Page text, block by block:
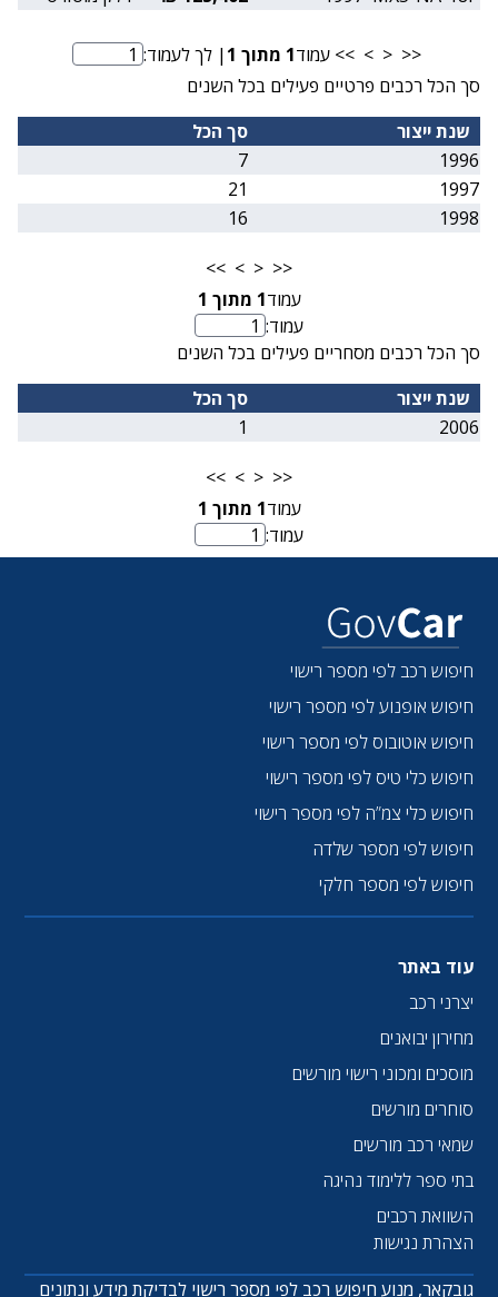
<<
<
>
>> עמוד1 מתוך 1 מספר עמוד
| לך לעמוד:
סך הכל רכבים פרטיים פעילים בכל השנים
שנת ייצור
סך הכל
1996
7
1997
21
1998
16
<<
<
>
>>
עמוד1 מתוך 1
מספר עמוד
עמוד:
סך הכל רכבים מסחריים פעילים בכל השנים
שנת ייצור
סך הכל
2006
1
<<
<
>
>>
עמוד1 מתוך 1
מספר עמוד
עמוד:
חיפוש רכב לפי מספר רישוי
חיפוש אופנוע לפי מספר רישוי
חיפוש אוטובוס לפי מספר רישוי
חיפוש כלי טיס לפי מספר רישוי
חיפוש כלי צמ”ה לפי מספר רישוי
חיפוש לפי מספר שלדה
חיפוש לפי מספר חלקי
עוד באתר
יצרני רכב
מחירון יבואנים
מוסכים ומכוני רישוי מורשים
סוחרים מורשים
שמאי רכב מורשים
בתי ספר ללימוד נהיגה
השוואת רכבים
הצהרת נגישות
גובקאר, מנוע חיפוש רכב לפי מספר רישוי לבדיקת מידע ונתונים